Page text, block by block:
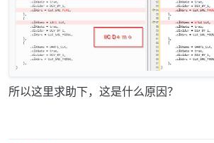
所以这里求助下，这是什么原因？